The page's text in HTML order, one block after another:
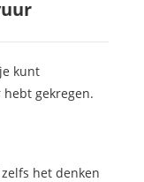
kunt
gekregen.
het denken